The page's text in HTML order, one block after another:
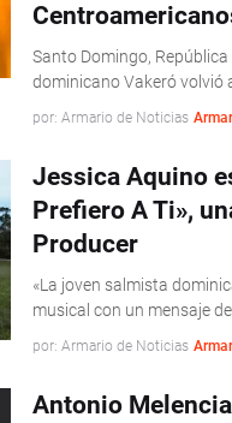
Santo Domingo,
dominicano Vakeró volvió
por: Armario de Noticias
Jessica Aquino
Prefiero A Ti»,
Producer
«La joven salmista
musical con un mensaje de
por: Armario de Noticias
Antonio